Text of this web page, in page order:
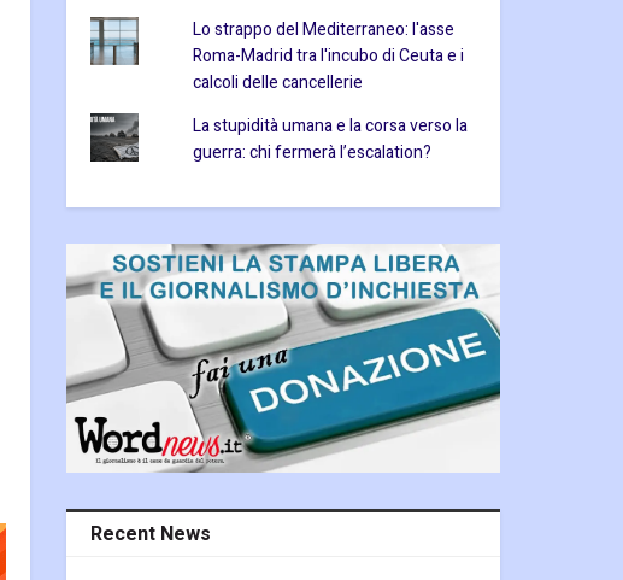
Lo strappo del Mediterraneo: l'asse
Roma-Madrid tra l'incubo di Ceuta e i
calcoli delle cancellerie
La stupidità umana e la corsa verso la
guerra: chi fermerà l’escalation?
Recent News